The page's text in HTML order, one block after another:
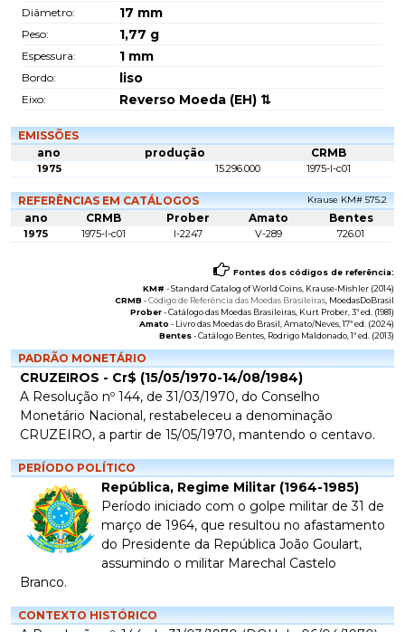
Diâmetro: 17 mm
Peso: 1,77 g
Espessura: 1 mm
Bordo: liso
Eixo: Reverso Moeda (EH) ⇅
EMISSÕES
ano
produção CRMB
1975 15.296.000 1975-I-c01
REFERÊNCIAS EM CATÁLOGOS Krause KM# 575.2
ano CRMB Prober Amato Bentes
1975 1975-I-c01 I-2247 V-289 726.01
Fontes dos códigos de referência:
KM# -Standard Catalog of World Coins , Krause-Mishler (2014)
CRMB -Código de Referência das Moedas Brasileiras , MoedasDoBrasil
Prober-Catálogo das Moedas Brasileiras , Kurt Prober, 3ª ed. (1981)
Amato - Livro das Moedas do Brasil , Amato/Neves, 17ª ed. (2024)
Bentes-Catálogo Bentes , Rodrigo Maldonado, 1ª ed. (2013)
PADRÃO MONETÁRIO
CRUZEIROS - Cr$ (15/05/1970-14/08/1984)
A Resolução nº 144, de 31/03/1970, do Conselho
Monetário Nacional, restabeleceu a denominação
CRUZEIRO, a partir de 15/05/1970, mantendo o centavo.
PERÍODO POLÍTICO
República, Regime Militar (1964-1985)
Período iniciado com o golpe militar de 31 de
março de 1964, que resultou no afastamento
do Presidente da República João Goulart,
assumindo o militar Marechal Castelo
Branco.
CONTEXTO HISTÓRICO